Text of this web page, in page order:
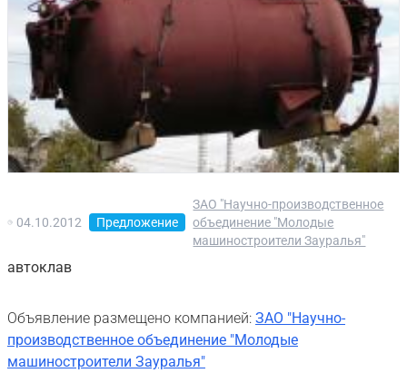
04.10.2012 Предложение
ЗАО "Научно-производственное
объединение "Молодые
машиностроители Зауралья"
автоклав
Объявление размещено компанией: ЗАО "Научно-
производственное объединение "Молодые
машиностроители Зауралья"